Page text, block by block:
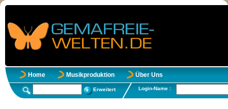
Home Musikproduktion Über Uns
Erweitert Login-Name :